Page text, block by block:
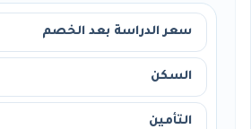
سعر الدراسة بعد الخصم
السكن
التأمين